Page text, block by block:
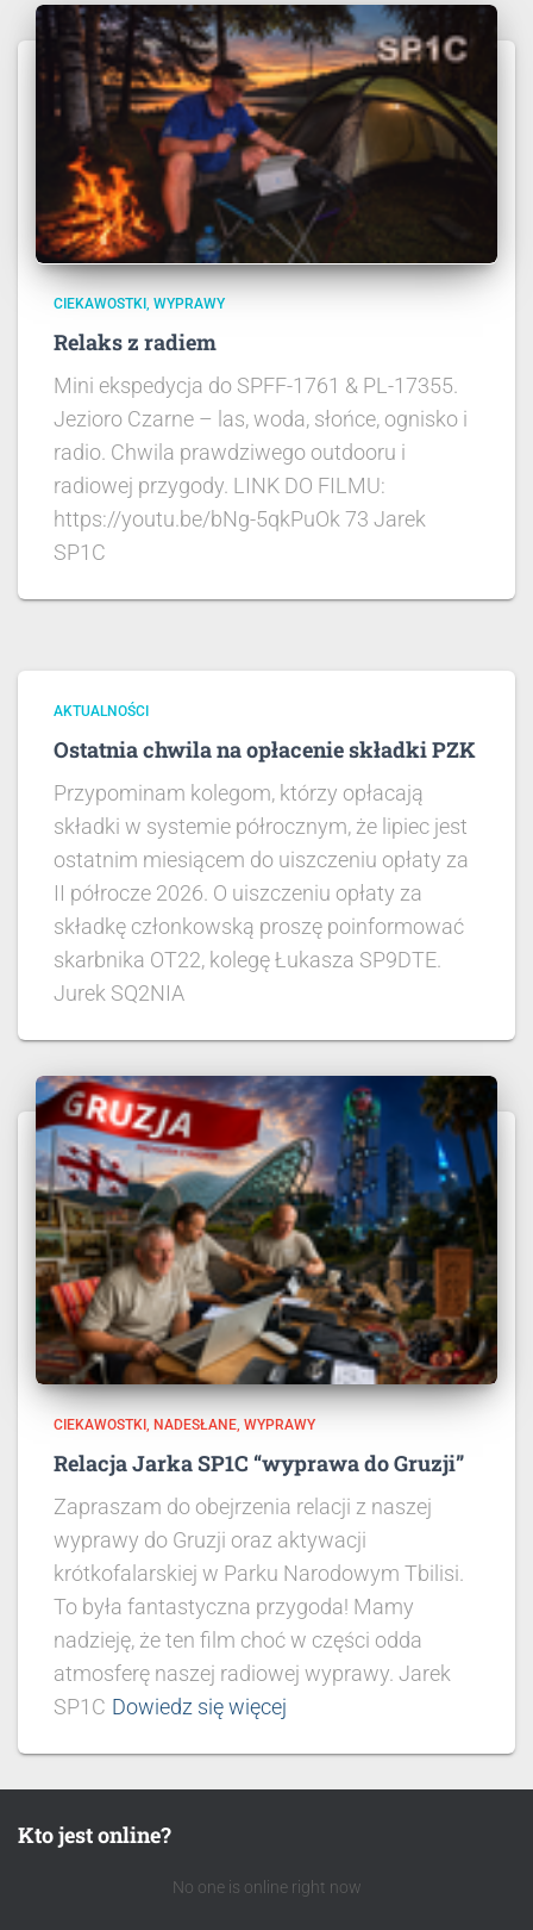
CIEKAWOSTKI WYPRAWY
Relaks z radiem
Mini ekspedycja do SPFF-1761 & PL-17355.
Jezioro Czarne – las, woda, słońce, ognisko i
radio. Chwila prawdziwego outdooru i
radiowej przygody. LINK DO FILMU:
https://youtu.be/bNg-5qkPuOk 73 Jarek
SP1C
AKTUALNOŚCI
Ostatnia chwila na opłacenie składki PZK
Przypominam kolegom, którzy opłacają
składki w systemie półrocznym, że lipiec jest
ostatnim miesiącem do uiszczeniu opłaty za
II półrocze 2026. O uiszczeniu opłaty za
składkę członkowską proszę poinformować
skarbnika OT22, kolegę Łukasza SP9DTE.
Jurek SQ2NIA
CIEKAWOSTKI NADESŁANE WYPRAWY
Relacja Jarka SP1C “wyprawa do Gruzji”
Zapraszam do obejrzenia relacji z naszej
wyprawy do Gruzji oraz aktywacji
krótkofalarskiej w Parku Narodowym Tbilisi.
To była fantastyczna przygoda! Mamy
nadzieję, że ten film choć w części odda
atmosferę naszej radiowej wyprawy. Jarek
SP1C Dowiedz się więcej
Kto jest online?
No one is online right now